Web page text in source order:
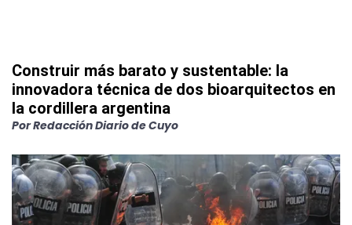
Construir más barato y sustentable: la
innovadora técnica de dos bioarquitectos en
la cordillera argentina
PorRedacción Diario de Cuyo